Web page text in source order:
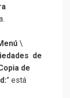
\
de
de
” está